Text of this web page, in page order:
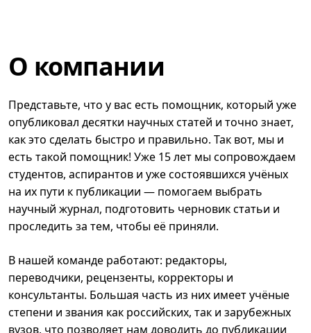
О компании
Представьте, что у вас есть помощник, который уже
опубликовал десятки научных статей и точно знает,
как это сделать быстро и правильно. Так вот, мы и
есть такой помощник! Уже 15 лет мы сопровождаем
студентов, аспирантов и уже состоявшихся учёных
на их пути к публикации — помогаем выбрать
научный журнал, подготовить черновик статьи и
проследить за тем, чтобы её приняли.
В нашей команде работают: редакторы,
переводчики, рецензенты, корректоры и
консультанты. Большая часть из них имеет учёные
степени и звания как российских, так и зарубежных
вузов, что позволяет нам доводить до публикации